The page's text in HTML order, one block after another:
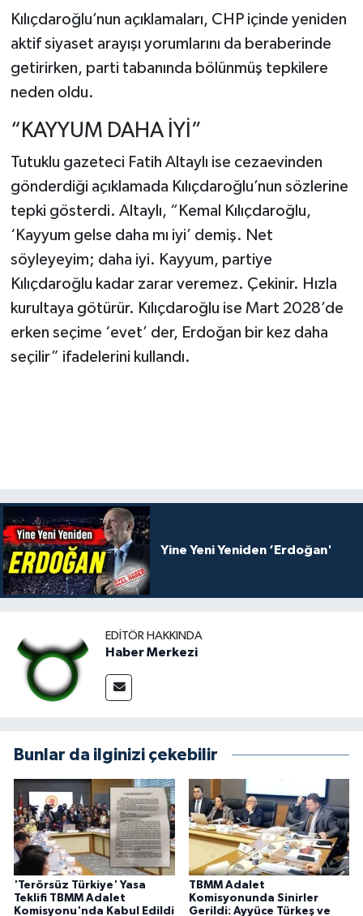
Kılıçdaroğlu’nun açıklamaları, CHP içinde yeniden
aktif siyaset arayışı yorumlarını da beraberinde
getirirken, parti tabanında bölünmüş tepkilere
neden oldu.
“KAYYUM DAHA İYİ”
Tutuklu gazeteci Fatih Altaylı ise cezaevinden
gönderdiği açıklamada Kılıçdaroğlu’nun sözlerine
tepki gösterdi. Altaylı, “Kemal Kılıçdaroğlu,
‘Kayyum gelse daha mı iyi’ demiş. Net
söyleyeyim; daha iyi. Kayyum, partiye
Kılıçdaroğlu kadar zarar veremez. Çekinir. Hızla
kurultaya götürür. Kılıçdaroğlu ise Mart 2028’de
erken seçime ‘evet’ der, Erdoğan bir kez daha
seçilir” ifadelerini kullandı.
Yine Yeni Yeniden ‘Erdoğan'
EDITÖR HAKKINDA
Haber Merkezi
Bunlar da ilginizi çekebilir
'Terörsüz Türkiye' Yasa
Teklifi TBMM Adalet
Komisyonu'nda Kabul Edildi
TBMM Adalet
Komisyonunda Sinirler
Gerildi: Ayyüce Türkeş ve